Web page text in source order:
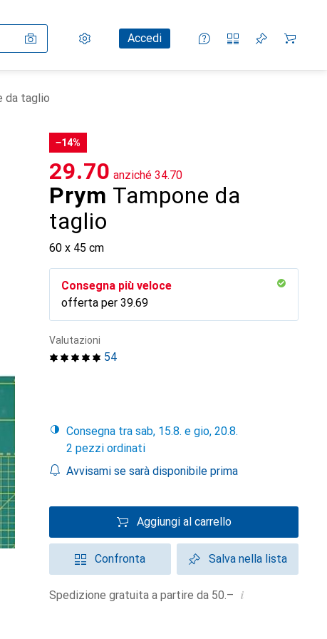
Impostazioni
Conto clienteAccedi
Liste di confronto
Liste dei desideri
Carrello
da taglio
−14%
Prym Tampone da
taglio
60 x 45 cm
CHF
29.70 anziché CHF
34.70
Consegna più veloce
offerta per CHF
39.69
54
Valutazioni
Consegna tra sab, 15.8. e gio, 20.8.
2 pezzi ordinati
Avvisami se sarà disponibile prima
Aggiungi al carrello
Confronta Salva nella lista
Spedizione gratuita a partire da 50.– i